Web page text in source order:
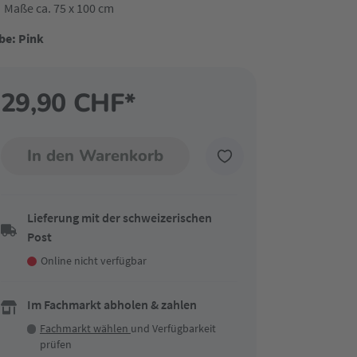
Maße ca. 75 x 100 cm
Pink
29,90 CHF*
In den Warenkorb
Lieferung mit der schweizerischen
Post
Online nicht verfügbar
Im Fachmarkt abholen & zahlen
Fachmarkt wählen und Verfügbarkeit
prüfen